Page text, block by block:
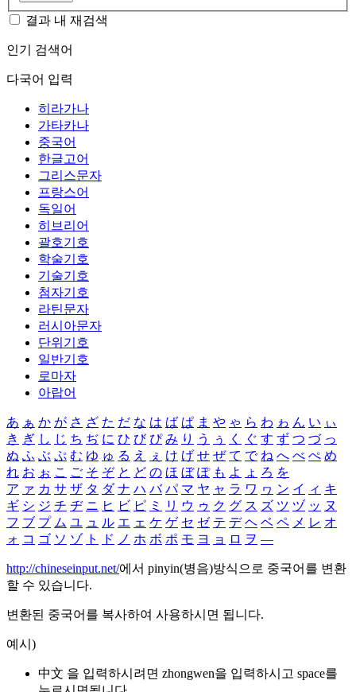
결과 내 재검색
인기 검색어
다국어 입력
히라가나
가타카나
중국어
한글고어
그리스문자
프랑스어
독일어
히브리어
괄호기호
학술기호
기술기호
첨자기호
라틴문자
러시아문자
단위기호
일반기호
로마자
아랍어
あ ぁ か が さ ざ た だ な は ば ぱ ま や ゃ ら わ ゎ ん い ぃ
き ぎ し じ ち ぢ に ひ び ぴ み り う ぅ く ぐ す ず つ づ っ
ぬ ふ ぶ ぷ む ゆ ゅ る え ぇ け げ せ ぜ て で ね へ べ ぺ め
れ お ぉ こ ご そ ぞ と ど の ほ ぼ ぽ も よ ょ ろ を
ア ァ カ サ ザ タ ダ ナ ハ バ パ マ ヤ ャ ラ ワ ヮ ン イ ィ キ
ギ シ ジ チ ヂ ニ ヒ ビ ピ ミ リ ウ ゥ ク グ ス ズ ツ ヅ ッ ヌ
フ ブ プ ム ユ ュ ル エ ェ ケ ゲ セ ゼ テ デ ヘ ベ ペ メ レ オ
ォ コ ゴ ソ ゾ ト ド ノ ホ ボ ポ モ ヨ ョ ロ ヲ ―
http://chineseinput.net/에서 pinyin(병음)방식으로 중국어를 변환
할 수 있습니다.
변환된 중국어를 복사하여 사용하시면 됩니다.
예시)
中文 을 입력하시려면 zhongwen을 입력하시고 space를